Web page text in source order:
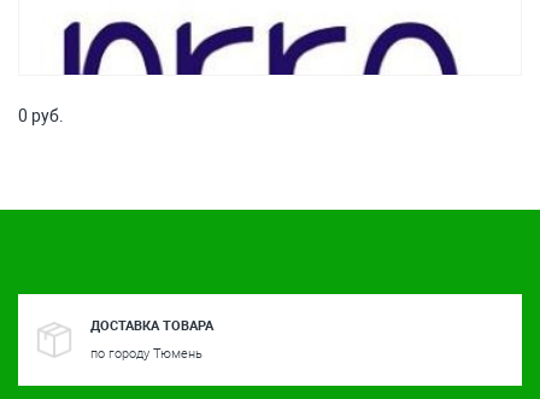
0 руб.
ДОСТАВКА ТОВАРА
по городу Тюмень